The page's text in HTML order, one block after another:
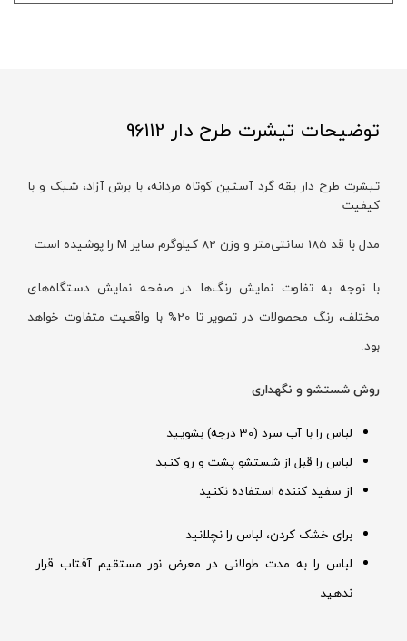
توضیحات تیشرت طرح دار 96112
تیشرت طرح دار یقه گرد آستین کوتاه مردانه، با برش آزاد، شیک و با
کیفیت
مدل با قد 185 سانتی‌متر و وزن 82 کیلوگرم سایز M را پوشیده است
با توجه به تفاوت نمایش رنگ‌ها در صفحه نمایش دستگاه‌های
مختلف، رنگ محصولات در تصویر تا 20% با واقعیت متفاوت خواهد
بود.
روش شستشو و نگهداری
لباس را با آب سرد (30 درجه) بشویید
لباس را قبل از شستشو پشت و رو کنید
از سفید کننده استفاده نکنید
برای خشک کردن، لباس را نچلانید
لباس را به مدت طولانی در معرض نور مستقیم آفتاب قرار
ندهید